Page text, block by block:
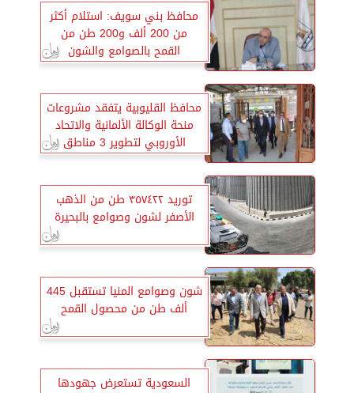
محافظ بني سويف: استلام أكثر
من 200 ألف و200 طن من
القمح بالصوامع والشون
محافظ القليوبية يتفقد مشروعات
منحة الوكالة الألمانية والاتحاد
الأوروبي لتطوير 3 مناطق
عشوائية بالمحافظة
توريد ٣٥٧٤٢٢ طن من الذهب
الأصفر لشون وصوامع بالبحيرة
شون وصوامع المنيا تستقبل 445
ألف طن من محصول القمح
السعودية تستعرض جهودها